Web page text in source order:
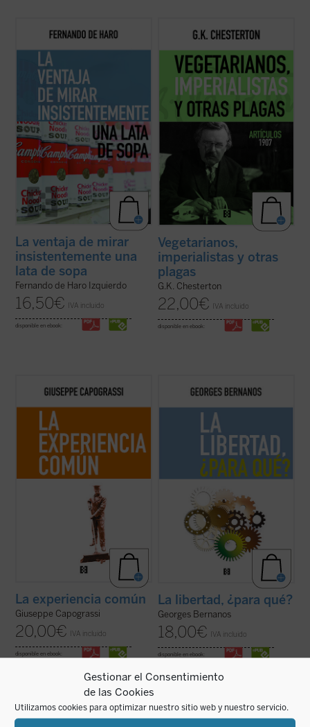
Gestionar el Consentimiento
de las Cookies
Utilizamos cookies para optimizar nuestro sitio web y nuestro servicio.
De Haro aborda temas que han ido
acompañándole durante su actividad
recientes, el cristianismo, la democracia y
la cultura, siempre en el tono de quien se
reconoce humilde ante el conocimiento, ...
(ver ficha)
La ventaja de mirar
insistentemente una
lata de sopa
Fernando de Haro Izquierdo
16,50€ IVA incluido
disponible en ebook:
Este volumen es el segundo de esta serie
de colaboraciones en el semanario gráfico
lector encontrará la misma genialidad,
ironía, sentido común y vigor
chestertonianos de siempre, desplegados
(ver ficha)
Vegetarianos,
imperialistas y otras
plagas
G.K. Chesterton
22,00€ IVA incluido
disponible en ebook:
El protagonismo del individuo histórico y
concreto es una constante en la obra de
italiano indaga en las razones por las que
«la experiencia común y la riqueza que hay
en la acción, en la vida ...
La experiencia común
Giuseppe Capograssi
20,00€ IVA incluido
disponible en ebook:
El autor deja claro el contenido de este
libro: «La desgracia mayor del mundo (...)
el distinguir entre los constructores y los
destructores, porque nunca la barbarie ha
tenido unos medios tan ...
La libertad, ¿para qué?
Georges Bernanos
18,00€ IVA incluido
disponible en ebook: